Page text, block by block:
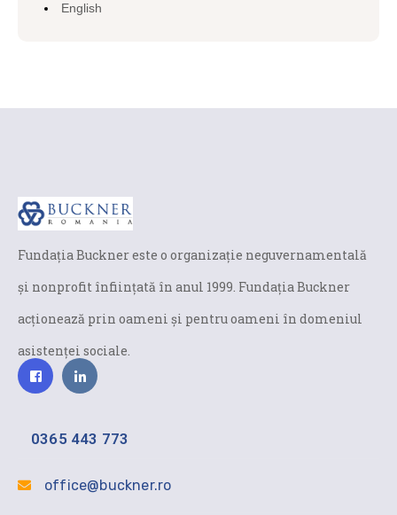
English
Fundaţia Buckner este o organizaţie neguvernamentală
și nonprofit înfiinţată în anul 1999. Fundaţia Buckner
acţionează prin oameni şi pentru oameni în domeniul
asistenței sociale.
0365 443 773
office@buckner.ro